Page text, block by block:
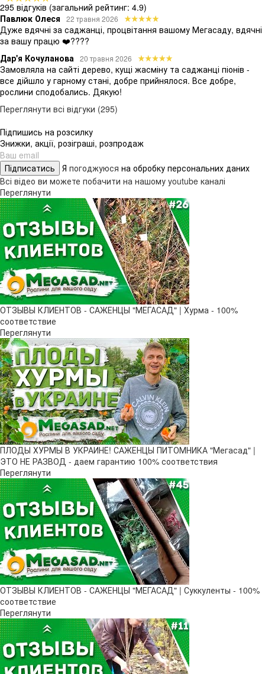
295 відгуків (загальний рейтинг: 4.9)
Павлюк Олеся
22 травня 2026
Дуже вдячні за саджанці, процвітання вашому Мегасаду, вдячні
за вашу працю ❤️????
Дар'я Кочуланова 20 травня 2026
Замовляла на сайті дерево, кущі жасміну та саджанці піонів -
все дійшло у гарному стані, добре прийнялося. Все добре,
рослини сподобались. Дякую!
Переглянути всі відгуки (295)
Підпишись на розсилку
Знижки, акції, розіграші, розпродаж
Підписатись Я погоджуюся на обробку персональних даних
Всі відео ви можете побачити на нашому youtube каналі
Переглянути
ОТЗЫВЫ КЛИЕНТОВ - САЖЕНЦЫ "МЕГАСАД" | Хурма - 100%
соответствие
Переглянути
ПЛОДЫ ХУРМЫ В УКРАИНЕ! САЖЕНЦЫ ПИТОМНИКА "Мегасад" |
ЭТО НЕ РАЗВОД - даем гарантию 100% соответствия
Переглянути
ОТЗЫВЫ КЛИЕНТОВ - САЖЕНЦЫ "МЕГАСАД" | Суккуленты - 100%
соответствие
Переглянути